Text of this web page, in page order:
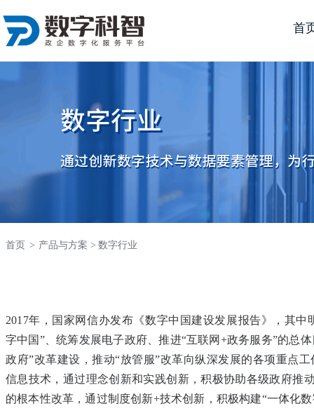
首
首页 > 产品与方案 > 数字行业
2017年，国家网信办发布《数字中国建设发展报告》，其
字中国”、统筹发展电子政府、推进“互联网+政务服务”的总
政府”改革建设，推动“放管服”改革向纵深发展的各项重点
信息技术，通过理念创新和实践创新，积极协助各级政府推
的根本性改革，通过制度创新+技术创新，积极构建“一体化